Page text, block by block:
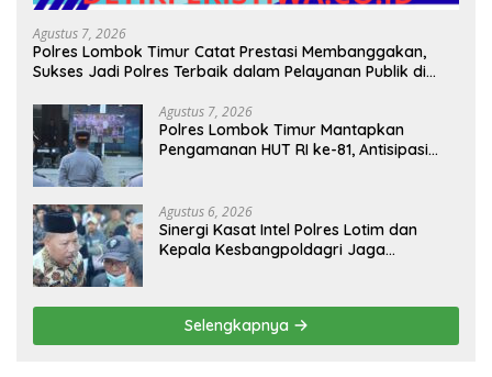
Agustus 7, 2026
Polres Lombok Timur Catat Prestasi Membanggakan,
Sukses Jadi Polres Terbaik dalam Pelayanan Publik di
Agustus 7, 2026
Polres Lombok Timur Mantapkan
Pengamanan HUT RI ke-81, Antisipasi
Agustus 6, 2026
Sinergi Kasat Intel Polres Lotim dan
Kepala Kesbangpoldagri Jaga
Selengkapnya